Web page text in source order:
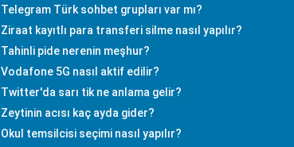
Telegram Türk sohbet grupları var mı?
Ziraat kayıtlı para transferi silme nasıl yapılır?
Tahinli pide nerenin meşhur?
Vodafone 5G nasıl aktif edilir?
Twitter'da sarı tik ne anlama gelir?
Zeytinin acısı kaç ayda gider?
Okul temsilcisi seçimi nasıl yapılır?